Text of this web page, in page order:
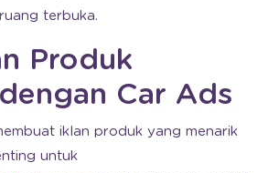
terbuka.
Produk
Car Ads
iklan produk yang menarik
untuk